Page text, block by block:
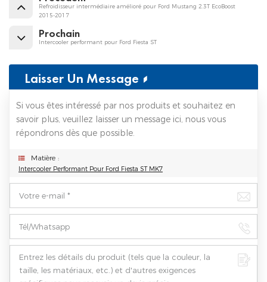
Refroidisseur intermédiaire amélioré pour Ford Mustang 2.3T EcoBoost
2015-2017
Prochain
Intercooler performant pour Ford Fiesta ST
Laisser Un Message
Si vous êtes intéressé par nos produits et souhaitez en
savoir plus, veuillez laisser un message ici, nous vous
répondrons dès que possible.
Matière :
Intercooler Performant Pour Ford Fiesta ST MK7